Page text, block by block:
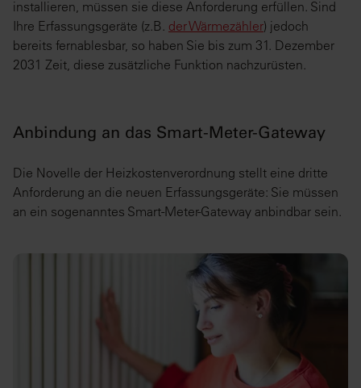
installieren, müssen sie diese Anforderung erfüllen. Sind
Ihre Erfassungsgeräte (z.B. der Wärmezähler) jedoch
bereits fernablesbar, so haben Sie bis zum 31. Dezember
2031 Zeit, diese zusätzliche Funktion nachzurüsten.
Anbindung an das Smart-Meter-Gateway
Die Novelle der Heizkostenverordnung stellt eine dritte
Anforderung an die neuen Erfassungsgeräte: Sie müssen
an ein sogenanntes Smart-Meter-Gateway anbindbar sein.